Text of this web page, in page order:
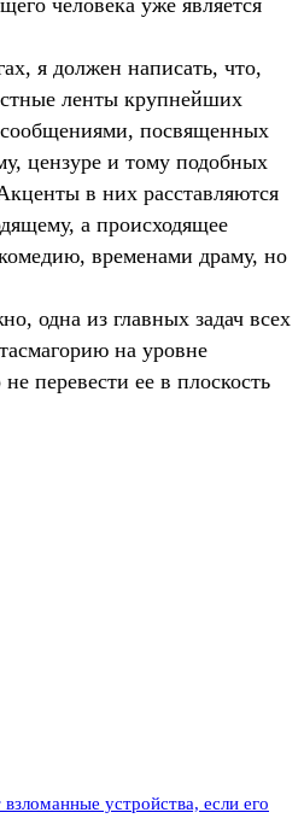
я должен написать, что,
ленты крупнейших
посвященных
цензуре и тому подобных
в них расставляются
а происходящее
временами драму, но
одна из главных задач всех
на уровне
перевести ее в плоскость
устройства, если его